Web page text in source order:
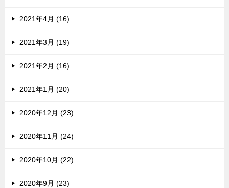
2021年4月 (16)
2021年3月 (19)
2021年2月 (16)
2021年1月 (20)
2020年12月 (23)
2020年11月 (24)
2020年10月 (22)
2020年9月 (23)